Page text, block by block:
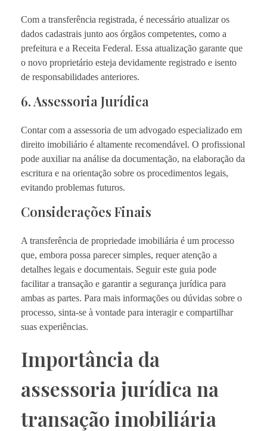
Com a transferência registrada, é necessário atualizar os
dados cadastrais junto aos órgãos competentes, como a
prefeitura e a Receita Federal. Essa atualização garante que
o novo proprietário esteja devidamente registrado e isento
de responsabilidades anteriores.
6. Assessoria Jurídica
Contar com a assessoria de um advogado especializado em
direito imobiliário é altamente recomendável. O profissional
pode auxiliar na análise da documentação, na elaboração da
escritura e na orientação sobre os procedimentos legais,
evitando problemas futuros.
Considerações Finais
A transferência de propriedade imobiliária é um processo
que, embora possa parecer simples, requer atenção a
detalhes legais e documentais. Seguir este guia pode
facilitar a transação e garantir a segurança jurídica para
ambas as partes. Para mais informações ou dúvidas sobre o
processo, sinta-se à vontade para interagir e compartilhar
suas experiências.
Importância da
assessoria jurídica na
transação imobiliária